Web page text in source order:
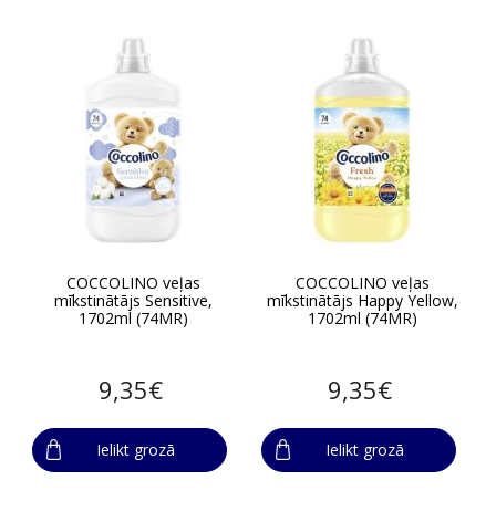
COCCOLINO veļas
mīkstinātājs Sensitive,
1702ml (74MR)
9,35€
Ielikt grozā
COCCOLINO veļas
mīkstinātājs Happy Yellow,
1702ml (74MR)
9,35€
Ielikt grozā